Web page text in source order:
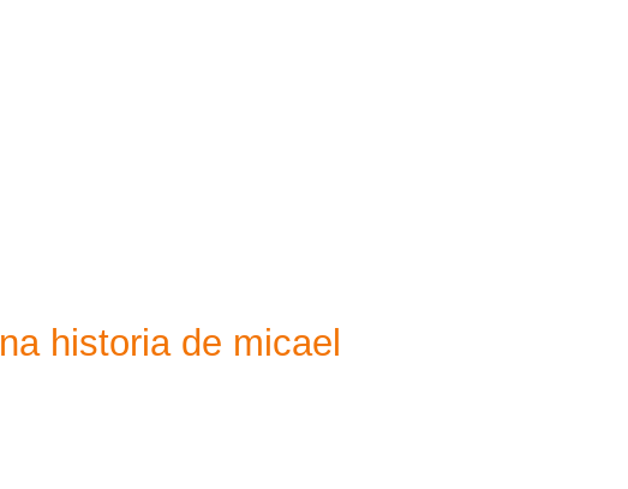
historia de micael